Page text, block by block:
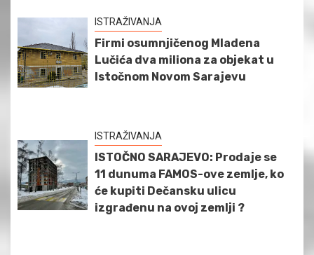
ISTRAŽIVANJA
Firmi osumnjičenog Mladena
Lučića dva miliona za objekat u
Istočnom Novom Sarajevu
ISTRAŽIVANJA
ISTOČNO SARAJEVO: Prodaje se
11 dunuma FAMOS-ove zemlje, ko
će kupiti Dečansku ulicu
izgrađenu na ovoj zemlji ?